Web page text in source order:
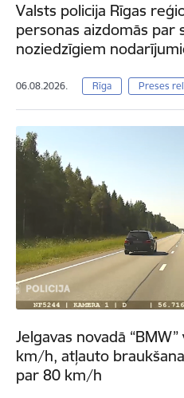
Valsts policija Rīgas
personas aizdomās par
noziedzīgiem
06.08.2026. Rīga Preses
Jelgavas novadā
km/h, atļauto
par 80 km/h